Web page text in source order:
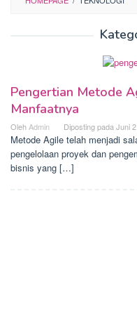
Pengertian Metode
Manfaatnya
Oleh Admin Diposting pada Juni
Metode Agile telah menjadi
pengelolaan proyek dan
bisnis yang […]